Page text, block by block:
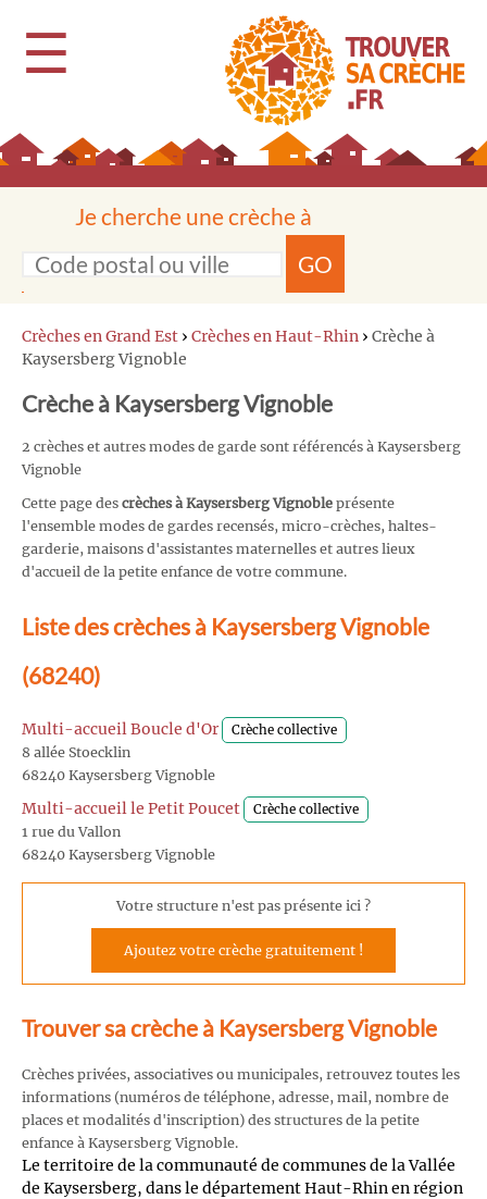
☰
Je cherche une crèche à
GO
Crèches en Grand Est › Crèches en Haut-Rhin › Crèche à
Kaysersberg Vignoble
Crèche à Kaysersberg Vignoble
2 crèches et autres modes de garde sont référencés à Kaysersberg
Vignoble
Cette page des crèches à Kaysersberg Vignoble présente
l'ensemble modes de gardes recensés, micro-crèches, haltes-
garderie, maisons d'assistantes maternelles et autres lieux
d'accueil de la petite enfance de votre commune.
Liste des crèches à Kaysersberg Vignoble
(68240)
Multi-accueil Boucle d'Or Crèche collective
8 allée Stoecklin
68240 Kaysersberg Vignoble
Multi-accueil le Petit Poucet Crèche collective
1 rue du Vallon
68240 Kaysersberg Vignoble
Votre structure n'est pas présente ici ?
Ajoutez votre crèche gratuitement !
Trouver sa crèche à Kaysersberg Vignoble
Crèches privées, associatives ou municipales, retrouvez toutes les
informations (numéros de téléphone, adresse, mail, nombre de
places et modalités d'inscription) des structures de la petite
enfance à Kaysersberg Vignoble.
Le territoire de la communauté de communes de la Vallée
de Kaysersberg, dans le département Haut-Rhin en région